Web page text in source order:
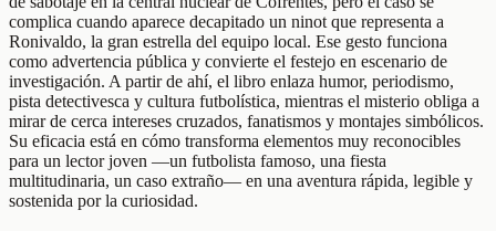
complica cuando aparece decapitado un ninot que representa a
Ronivaldo, la gran estrella del equipo local. Ese gesto funciona
como advertencia pública y convierte el festejo en escenario de
investigación. A partir de ahí, el libro enlaza humor, periodismo,
pista detectivesca y cultura futbolística, mientras el misterio obliga a
mirar de cerca intereses cruzados, fanatismos y montajes simbólicos.
Su eficacia está en cómo transforma elementos muy reconocibles
para un lector joven —un futbolista famoso, una fiesta
multitudinaria, un caso extraño— en una aventura rápida, legible y
sostenida por la curiosidad.